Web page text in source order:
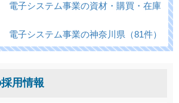
電子システム事業の資材・購買・在庫
子システム事業の神奈川県（81件）
用情報